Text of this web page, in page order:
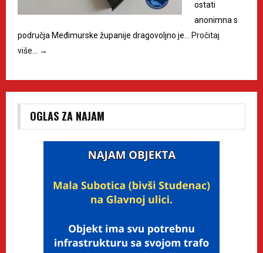
ostati
anonimna s
područja Međimurske županije dragovoljno je…
Pročitaj
više…
→
OGLAS ZA NAJAM